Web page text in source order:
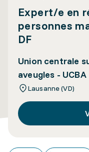
Expert/e en
personnes
DF
Union centrale
aveugles - UCBA
Lausanne (VD)